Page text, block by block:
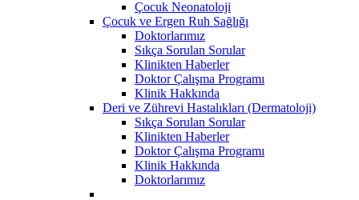
Çocuk Neonatoloji
Çocuk ve Ergen Ruh Sağlığı
Doktorlarımız
Sıkça Sorulan Sorular
Klinikten Haberler
Doktor Çalışma Programı
Klinik Hakkında
Deri ve Zührevi Hastalıkları (Dermatoloji)
Sıkça Sorulan Sorular
Klinikten Haberler
Doktor Çalışma Programı
Klinik Hakkında
Doktorlarımız